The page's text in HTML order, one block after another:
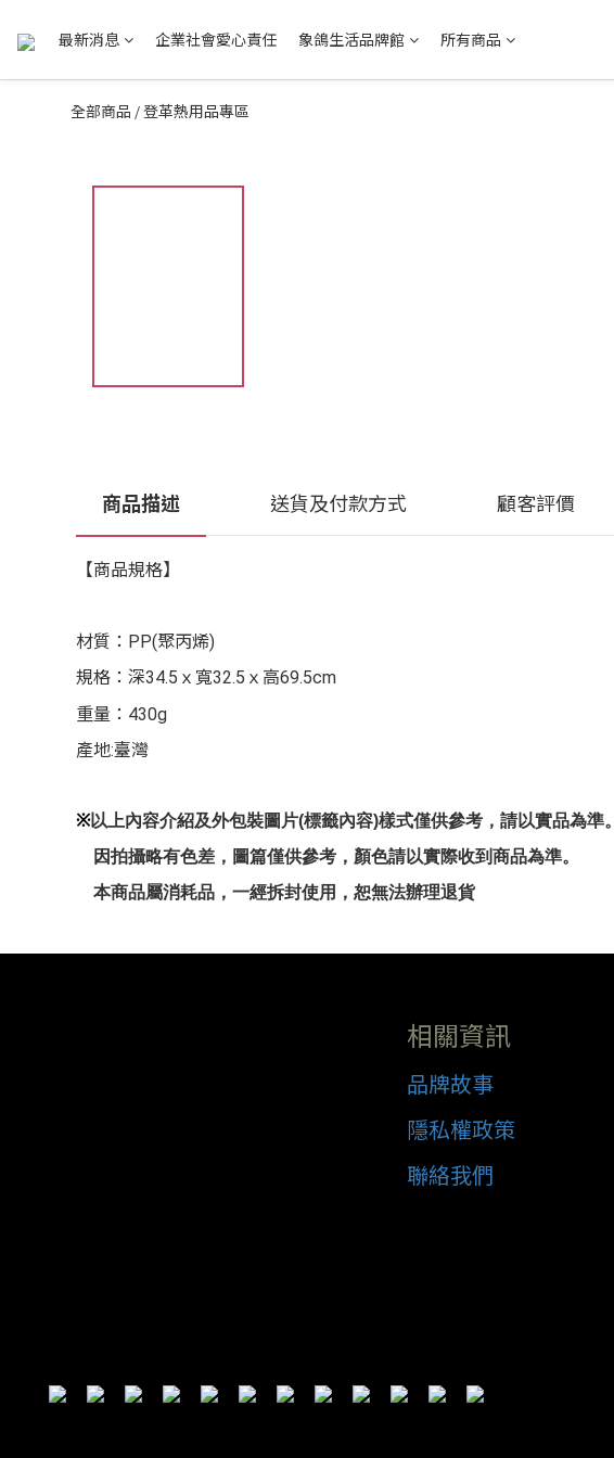
最新消息 企業社會愛心責任 象鴿生活品牌館 所有商品
全部商品 /登革熱用品專區
商品描述 送貨及付款方式 顧客評價
【商品規格】
材質：PP(聚丙烯)
規格 ：深34.5ｘ寬32.5ｘ高69.5cm
重量 ：430g
產地:臺灣
※以上內容介紹及外包裝圖片(標籤內容)樣式僅供參考，請以實品為準。
因拍攝略有色差，圖篇僅供參考，顏色請以實際收到商品為準。
本商品屬消耗品，一經拆封使用，恕無法辦理退貨
相關資訊
品牌故事
隱私權政策
聯絡我們